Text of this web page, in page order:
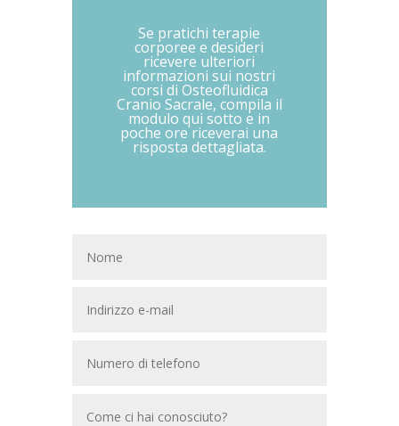
Se pratichi terapie
corporee e desideri
ricevere ulteriori
informazioni sui nostri
corsi di Osteofluidica
Cranio Sacrale, compila il
modulo qui sotto e in
poche ore riceverai una
risposta dettagliata.